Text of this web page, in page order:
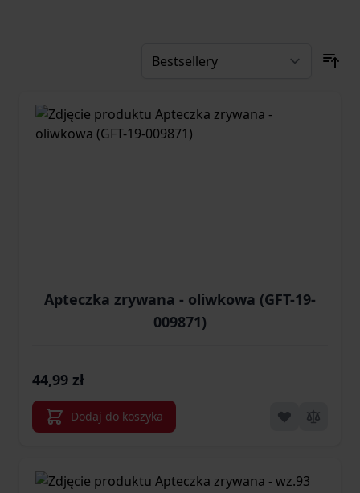
Apteczka zrywana - oliwkowa (GFT-19-
009871)
44,99 zł
Dodaj do koszyka